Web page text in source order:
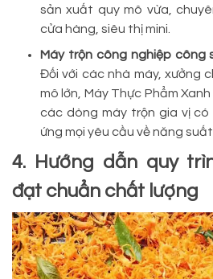
sản xuất quy mô vừa,
cửa hàng, siêu thị mini.
Máy trộn công nghiệp công
Đối với các nhà máy, xưởng
mô lớn, Máy Thực Phẩm
các dòng máy trộn gia vị
ứng mọi yêu cầu về năng suất.
4. Hướng dẫn quy
đạt chuẩn chất lượng